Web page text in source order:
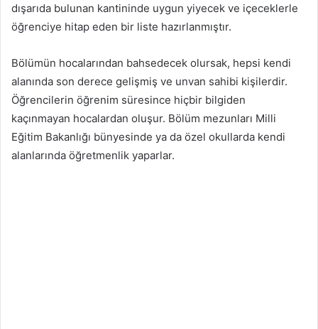
dışarıda bulunan kantininde uygun yiyecek ve içeceklerle
öğrenciye hitap eden bir liste hazırlanmıştır.
Bölümün hocalarından bahsedecek olursak, hepsi kendi
alanında son derece gelişmiş ve unvan sahibi kişilerdir.
Öğrencilerin öğrenim süresince hiçbir bilgiden
kaçınmayan hocalardan oluşur. Bölüm mezunları Milli
Eğitim Bakanlığı bünyesinde ya da özel okullarda kendi
alanlarında öğretmenlik yaparlar.